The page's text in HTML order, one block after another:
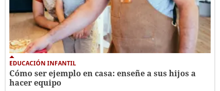
EDUCACIÓN INFANTIL
Cómo ser ejemplo en casa: enseñe a sus hijos a
hacer equipo